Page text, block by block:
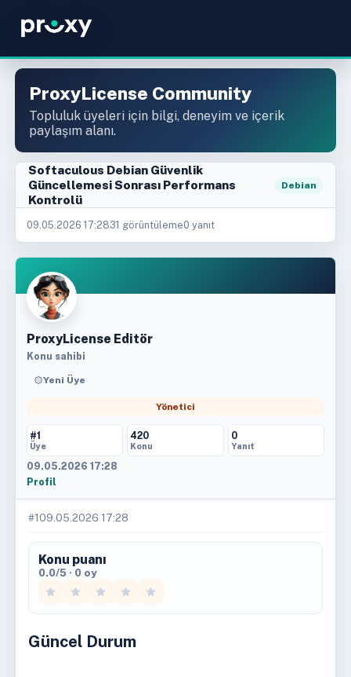
ProxyLicense Community
Topluluk üyeleri için bilgi, deneyim ve içerik
paylaşım alanı.
Softaculous Debian Güvenlik
Güncellemesi Sonrası Performans
Kontrolü
Debian
09.05.2026 17:2831 görüntüleme0 yanıt
ProxyLicense Editör
Konu sahibi
Yeni Üye
Yönetici
#1
Üye
420
Konu
0
Yanıt
09.05.2026 17:28
Profil
#1 09.05.2026 17:28
Konu puanı
0.0/5 · 0 oy
Güncel Durum